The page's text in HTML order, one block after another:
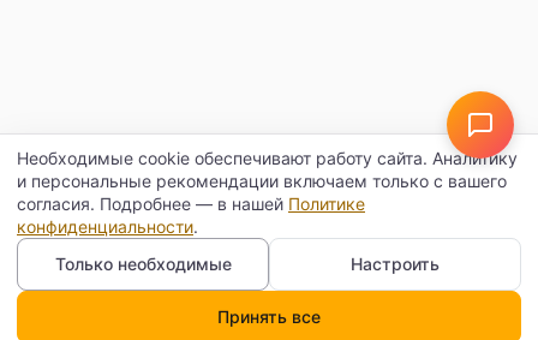
Необходимые cookie обеспечивают работу сайта. Аналитику
и персональные рекомендации включаем только с вашего
согласия. Подробнее — в нашей Политике
конфиденциальности.
Только необходимые
Настроить
Принять все